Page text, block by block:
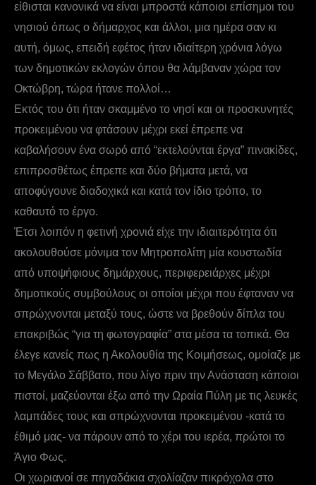
είθισται κανονικά να είναι μπροστά κάποιοι επίσημοι του
νησιού όπως ο δήμαρχος και άλλοι, μια ημέρα σαν κι
αυτή, όμως, επειδή εφέτος ήταν ιδιαίτερη χρόνια λόγω
των δημοτικών εκλογών όπου θα λάμβαναν χώρα τον
Οκτώβρη, τώρα ήτανε πολλοί…
Εκτός του ότι ήταν σκαμμένο το νησί και οι προσκυνητές
προκειμένου να φτάσουν μέχρι εκεί έπρεπε να
καβαλήσουν ένα σωρό από “εκτελούνται έργα” πινακίδες,
επιπροσθέτως έπρεπε και δύο βήματα μετά, να
αποφύγουνε διαδοχικά και κατά τον ίδιο τρόπο, το
καθαυτό το έργο.
Έτσι λοιπόν η φετινή χρονιά είχε την ιδιαιτερότητα ότι
ακολουθούσε μόνιμα τον Μητροπολίτη μία κουστωδία
από υποψήφιους δημάρχους, περιφερειάρχες μέχρι
δημοτικούς συμβούλους οι οποίοι μέχρι που έφταναν να
σπρώχνονται μεταξύ τους, ώστε να βρεθούν δίπλα του
επακριβώς “για τη φωτογραφία” στα μέσα τα τοπικά. Θα
έλεγε κανείς πως η Ακολουθία της Κοιμήσεως, ομοίαζε με
το Μεγάλο Σάββατο, που λίγο πριν την Ανάσταση κάποιοι
πιστοί, μαζεύονται έξω από την Ωραία Πύλη με τις λευκές
λαμπάδες τους και σπρώχνονται προκειμένου -κατά το
έθιμό μας- να πάρουν από το χέρι του ιερέα, πρώτοι το
Άγιο Φως.
Οι χωριανοί σε πηγαδάκια σχολίαζαν πικρόχολα στο